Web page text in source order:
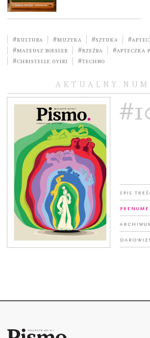
#kultura #muzyka #sztuka
#Mateusz Roesler
#rzeźba
#Apteczka
#Christelle Oyiri
#techno
AKTUALNY
Spis